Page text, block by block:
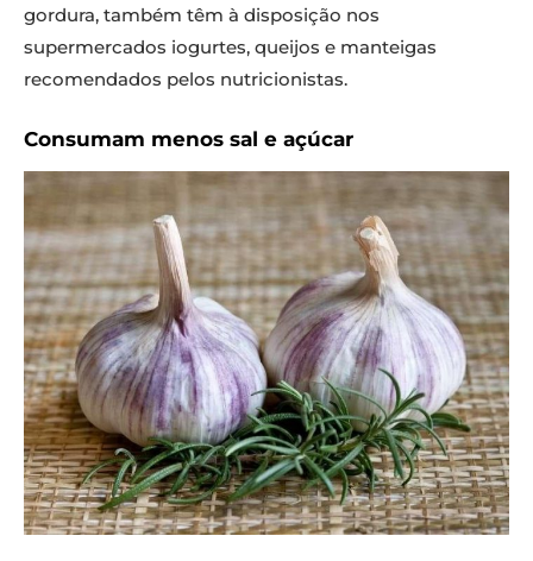
gordura, também têm à disposição nos
supermercados iogurtes, queijos e manteigas
recomendados pelos nutricionistas.
Consumam menos sal e açúcar